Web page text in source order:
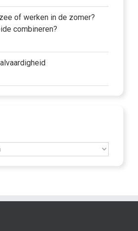
of werken in de zomer?
combineren?